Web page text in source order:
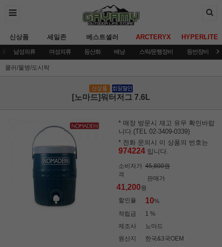
신상품 세일존 베스트셀러 ARCTERYX HYPERLITE
남성의류 여성의류 등산화 배낭 스틱/운행장비 등반장비
쿨러/물병/도시락
[노마드]워터저그 7.6L
* 매장 방문시 재고 유무 확인바랍
니다.(TEL 02-3409-0339)
* 전화 문의시 이 상품의 번호는
974224 입니다.
소비자가
격
45,800원
판매가
41,200원
할인율
10%
적립금
1 %
제조사
노마드
원산지
한국&3국OEM